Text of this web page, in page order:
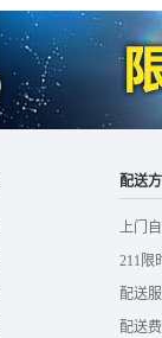
配送
上门
211限
配送
配送